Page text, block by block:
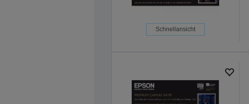
Schnellansicht